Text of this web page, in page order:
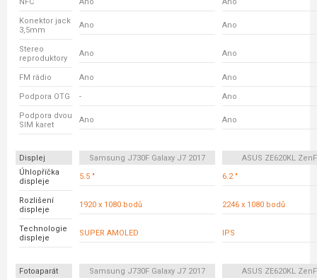
Konektor jack
3,5mm
Ano Ano
Stereo
reproduktory
Ano Ano
FM rádio Ano Ano
Podpora OTG - Ano
Podpora dvou
SIM karet
Ano Ano
Displej Samsung J730F Galaxy J7 2017
ASUS ZE620KL
Úhlopříčka
displeje
5.5 " 6.2 "
Rozlišení
displeje
1920 x 1080 bodů 2246 x 1080 bodů
Technologie
displeje
SUPER AMOLED IPS
Fotoaparát Samsung J730F Galaxy J7 2017
ASUS ZE620KL